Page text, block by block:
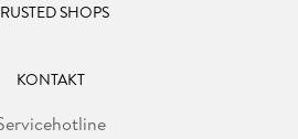
SHOPS
KONTAKT